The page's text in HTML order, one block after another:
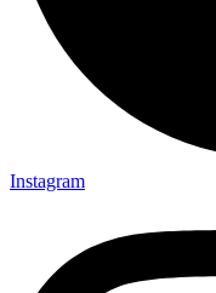
Instagram